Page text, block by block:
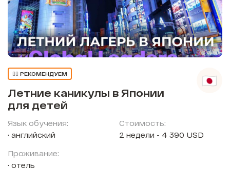
👍🏼 РЕКОМЕНДУЕМ
Летние каникулы в Японии
для детей
Язык обучения:
английский
Проживание:
отель
Стоимость:
2 недели - 4 390 USD